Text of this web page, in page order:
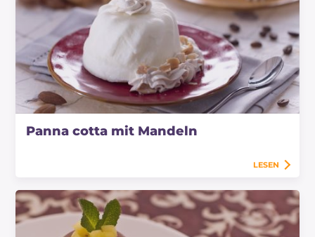
Panna cotta mit Mandeln
LESEN